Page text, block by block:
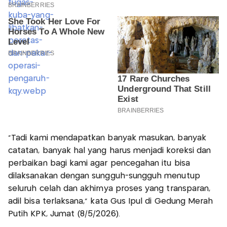
"Tadi kami mendapatkan banyak masukan, banyak
catatan, banyak hal yang harus menjadi koreksi dan
perbaikan bagi kami agar pencegahan itu bisa
dilaksanakan dengan sungguh-sungguh menutup
seluruh celah dan akhirnya proses yang transparan,
adil bisa terlaksana," kata Gus Ipul di Gedung Merah
Putih KPK, Jumat (8/5/2026).